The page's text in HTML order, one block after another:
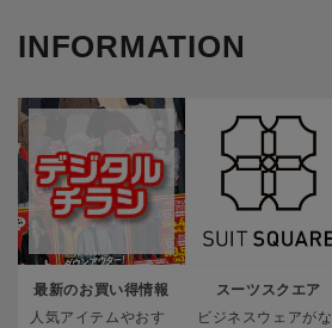
INFORMATION
最新のお買い得情報
人気アイテムやおす
スーツスクエア
ビジネスウェアがな